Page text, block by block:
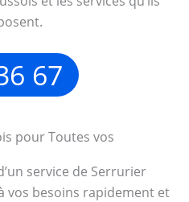
67
pour Toutes vos
service de Serrurier
vos besoins rapidement et